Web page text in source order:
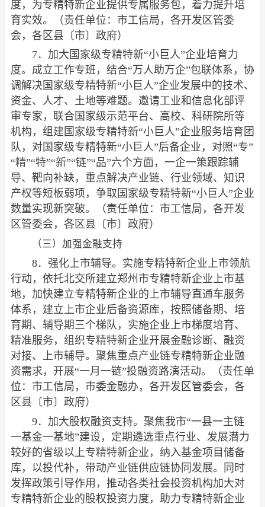
度，为专精特新企业提供专属服务包，着力提升培
育实效。（责任单位：市工信局，各开发区管委
会，各区县〔市〕政府）
7．加大国家级专精特新“小巨人”企业培育力
度。成立工作专班，结合“万人助万企”包联体系，协
调解决国家级专精特新“小巨人”企业发展中的技术、
资金、人才、土地等难题。邀请工业和信息化部评
审专家，联合国家级示范平台、高校、科研院所等
机构，组建国家级专精特新“小巨人”企业服务培育团
队，对国家级专精特新“小巨人”后备企业，对照“专”
“精”“特”“新”“链”“品”六个方面，一企一策跟踪辅
导、靶向补缺，重点解决产业链、行业领域、知识
产权等短板弱项，争取国家级专精特新“小巨人”企业
数量实现新突破。（责任单位：市工信局，各开发
区管委会，各区县〔市〕政府）
（三）加强金融支持
8．强化上市辅导。实施专精特新企业上市领航
行动，依托北交所建立郑州市专精特新企业上市基
地，加快建立专精特新企业的上市辅导直通车服务
体系，建立上市企业后备资源库，按照储备期、培
育期、辅导期三个梯队，实施企业上市梯度培育、
精准服务，组织专精特新企业开展金融诊断、融资
对接、上市辅导。聚焦重点产业链专精特新企业融
资需求，开展“一月一链”投融资路演活动。（责任单
位：市工信局，市委金融办，各开发区管委会，各
区县〔市〕政府）
9．加大股权融资支持。聚焦我市“一县一主链
一基金一基地”建设，定期遴选重点行业、发展潜力
较好的省级以上专精特新企业，纳入基金项目储备
库，以投代补，带动产业链供应链协同发展。同时
发挥政策引导作用，推动各类社会投资机构加大对
专精特新企业的股权投资力度，助力专精特新企业